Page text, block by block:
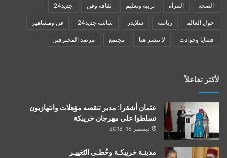
الصحة المرأة تربية وتعليم ثقافة وفن جديد24
حول العالم رياضة سلايدر شاشة جديد24 فن ومشاهير
قضايا وحوادث لا تنشر هنا مجتمع مرصد المحترفين
لأكثر تفاعلاً
عثمان أشقرا: مدير تنقصه مؤهلات وانتهازيون
تسلطوا على مهرجان خريبكة
ديسمبر 16, 2018
مدينـة خريبكـة وخُطـى التَغييـر